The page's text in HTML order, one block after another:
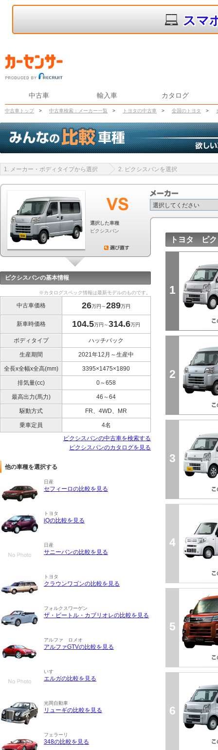
スマ
中古車 輸入車 カタログ
中古車トップ > 中古車検索：メーカー一覧 > トヨタの中古車 > 全国のトヨタ >
1. メーカー・ボディタイプから選択 2. ピクシスバンを選択
選択した車種
ピクシスバン
ピクシスバンの基本情報
※カタログスペック情報は最新モデルのものです。
中古車価格 26万円～289万円
新車時価格 104.5万円～314.6万円
ボディタイプ ハッチバック
生産期間 2021年12月～生産中
全長x全幅x全高(mm) 3395×1475×1890
排気量(cc) 0～658
最高出力(馬力) 46～64
駆動方式 FR、4WD、MR
乗車定員
4名
ピクシスバンの中古車を検索する
ピクシスバンのカタログを見る
他の車種を選択する
日産
セフィーロの比較を見る
トヨタ
iQの比較を見る
日産
サニーバンの比較を見る
トヨタ
クラウンワゴンの比較を見る
フォルクスワーゲン
ザ・ビートル・カブリオレの比較を見る
アルファ ロメオ
アルファGTVの比較を見る
いすゞ
エルガの比較を見る
光岡自動車
リューギの比較を見る
フェラーリ
348の比較を見る
トヨタ ピク
1
2
3
4
5
6